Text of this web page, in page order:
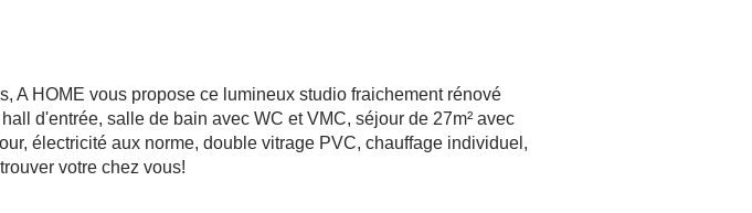
A HOME vous propose ce lumineux studio fraichement rénové
d'entrée, salle de bain avec WC et VMC, séjour de 27m² avec
électricité aux norme, double vitrage PVC, chauffage individuel,
votre chez vous!